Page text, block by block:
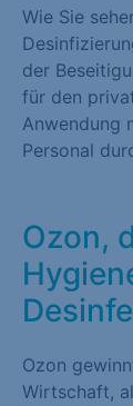
Wie Sie
der
für den
Anwendung
Personal
Ozon,
Ozon
Wirtschaft,
Statistik
unsere
anonym.
unsere
Marketing-
verwendet,
dies, indem
Externe